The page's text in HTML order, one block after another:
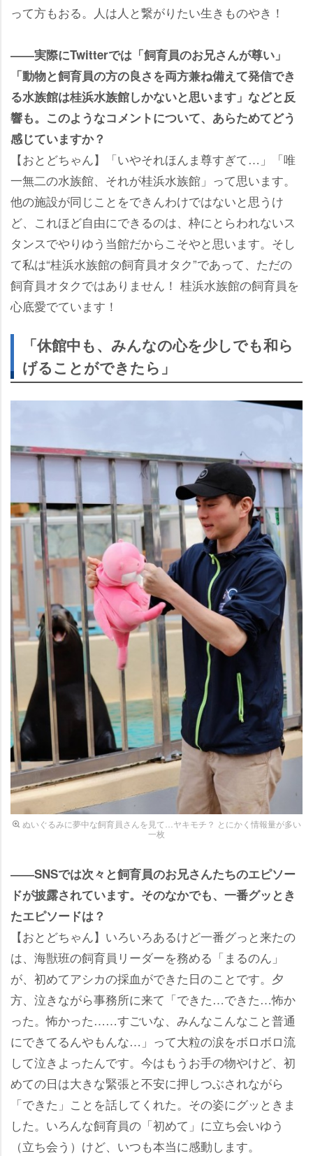
って方もおる。人は人と繋がりたい生きものやき！
――実際にTwitterでは「飼育員のお兄さんが尊い」
「動物と飼育員の方の良さを両方兼ね備えて発信でき
る水族館は桂浜水族館しかないと思います」などと反
響も。このようなコメントについて、あらためてどう
感じていますか？
【おとどちゃん】「いやそれほんま尊すぎて…」「唯
一無二の水族館、それが桂浜水族館」って思います。
他の施設が同じことをできんわけではないと思うけ
ど、これほど自由にできるのは、枠にとらわれないス
タンスでやりゆう当館だからこそやと思います。そし
て私は“桂浜水族館の飼育員オタク”であって、ただの
飼育員オタクではありません！ 桂浜水族館の飼育員を
心底愛でています！
「休館中も、みんなの心を少しでも和ら
げることができたら」
ぬいぐるみに夢中な飼育員さんを見て…ヤキモチ？ とにかく情報量が多い
一枚
――SNSでは次々と飼育員のお兄さんたちのエピソー
ドが披露されています。そのなかでも、一番グッとき
たエピソードは？
【おとどちゃん】いろいろあるけど一番グっと来たの
は、海獣班の飼育員リーダーを務める「まるのん」
が、初めてアシカの採血ができた日のことです。夕
方、泣きながら事務所に来て「できた…できた…怖か
った。怖かった……すごいな、みんなこんなこと普通
にできてるんやもんな…」って大粒の涙をボロボロ流
して泣きよったんです。今はもうお手の物やけど、初
めての日は大きな緊張と不安に押しつぶされながら
「できた」ことを話してくれた。その姿にグッときま
した。いろんな飼育員の「初めて」に立ち会いゆう
（立ち会う）けど、いつも本当に感動します。